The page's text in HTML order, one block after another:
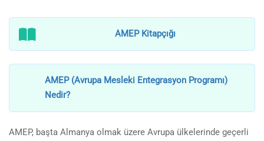
AMEP Kitapçığı
AMEP (Avrupa Mesleki Entegrasyon Programı)
Nedir?
AMEP, başta Almanya olmak üzere Avrupa ülkelerinde geçerli